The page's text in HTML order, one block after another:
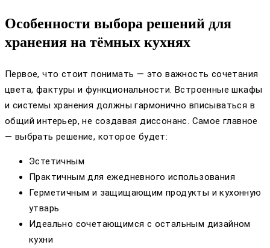
Особенности выбора решений для
хранения на тёмных кухнях
Первое, что стоит понимать — это важность сочетания
цвета, фактуры и функциональности. Встроенные шкафы
и системы хранения должны гармонично вписываться в
общий интерьер, не создавая диссонанс. Самое главное
— выбрать решение, которое будет:
Эстетичным
Практичным для ежедневного использования
Герметичным и защищающим продукты и кухонную
утварь
Идеально сочетающимся с остальным дизайном
кухни